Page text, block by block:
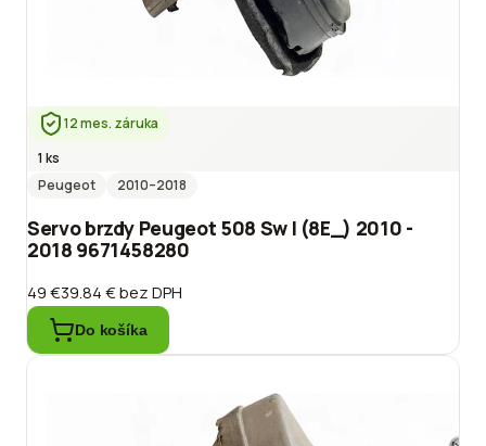
12 mes. záruka
1 ks
Peugeot
2010–2018
Servo brzdy Peugeot 508 Sw I (8E_) 2010 -
2018 9671458280
49 €39.84 €bez DPH
Do košíka